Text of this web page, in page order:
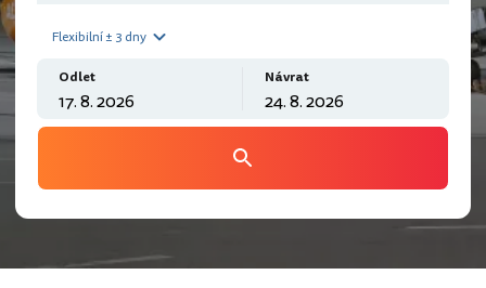
Flexibilní ± 3 dny
Odlet Návrat